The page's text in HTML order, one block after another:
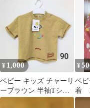
¥ 1,000
ベビー キッズ チャーリ
ーブラウン 半袖Tシャ
ツ 90cm
¥
ベ
着